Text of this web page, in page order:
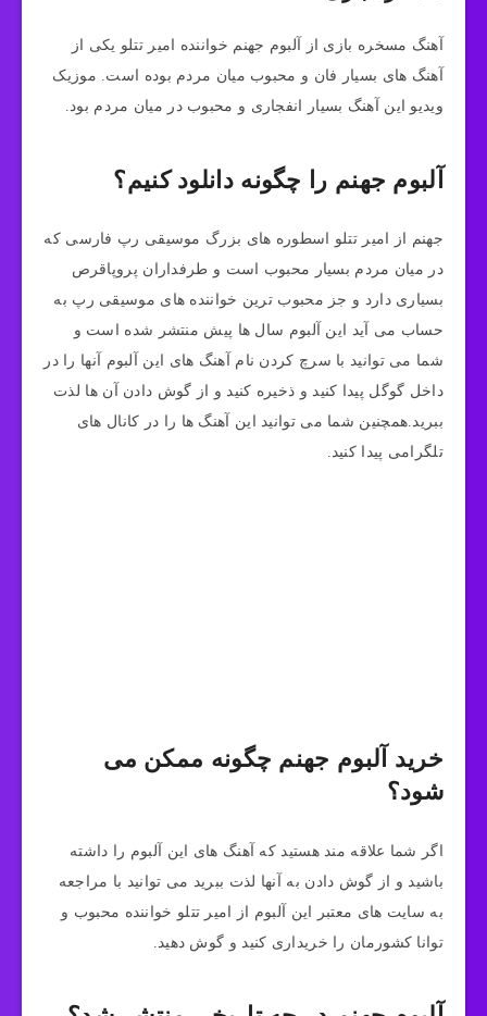
آهنگ مسخره بازی از آلبوم جهنم خواننده امیر تتلو یکی از
آهنگ های بسیار فان و محبوب میان مردم بوده است. موزیک
ویدیو این آهنگ بسیار انفجاری و محبوب در میان مردم بود.
آلبوم جهنم را چگونه دانلود کنیم؟
جهنم از امیر تتلو اسطوره های بزرگ موسیقی رپ فارسی که
در میان مردم بسیار محبوب است و طرفداران پروپاقرص
بسیاری دارد و جز محبوب ترین خواننده های موسیقی رپ به
حساب می آید این آلبوم سال ها پیش منتشر شده است و
شما می توانید با سرچ کردن نام آهنگ های این آلبوم آنها را در
داخل گوگل پیدا کنید و ذخیره کنید و از گوش دادن آن ها لذت
ببرید.همچنین شما می توانید این آهنگ ها را در کانال های
تلگرامی پیدا کنید.
خرید آلبوم جهنم چگونه ممکن می
شود؟
اگر شما علاقه مند هستید که آهنگ های این آلبوم را داشته
باشید و از گوش دادن به آنها لذت ببرید می توانید با مراجعه
به سایت های معتبر این آلبوم از امیر تتلو خواننده محبوب و
توانا کشورمان را خریداری کنید و گوش دهید.